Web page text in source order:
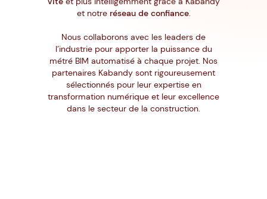
et notre réseau de confiance.
Nous collaborons avec les leaders de
l’industrie pour apporter la puissance du
métré BIM automatisé à chaque projet. Nos
partenaires Kabandy sont rigoureusement
sélectionnés pour leur expertise en
transformation numérique et leur excellence
dans le secteur de la construction.